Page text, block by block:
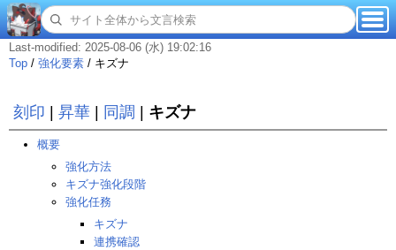
Last-modified: 2025-08-06 (水) 19:02:16
Top / 強化要素 / キズナ
刻印 昇華 同調 キズナ
概要
強化方法
キズナ強化段階
強化任務
キズナ
連携確認